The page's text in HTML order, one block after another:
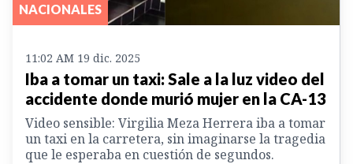
NACIONALES
11:02 AM 19 dic. 2025
Iba a tomar un taxi: Sale a la luz video del
accidente donde murió mujer en la CA-13
Video sensible: Virgilia Meza Herrera iba a tomar
un taxi en la carretera, sin imaginarse la tragedia
que le esperaba en cuestión de segundos.